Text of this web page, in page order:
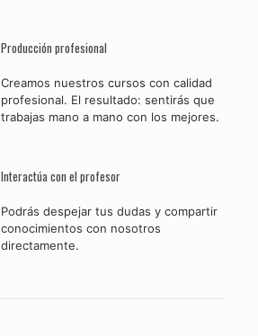
Producción profesional
Creamos nuestros cursos con calidad
profesional. El resultado: sentirás que
trabajas mano a mano con los mejores.
Interactúa con el profesor
Podrás despejar tus dudas y compartir
conocimientos con nosotros
directamente.